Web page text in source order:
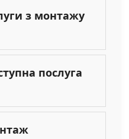
з монтажу
послуга